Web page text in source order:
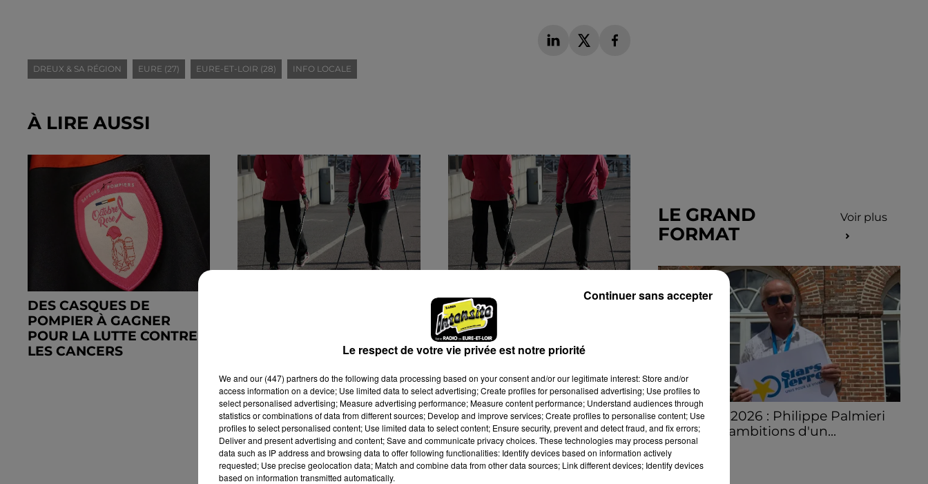
DREUX & SA RÉGION EURE (27) EURE-ET-LOIR (28) INFO LOCALE
À LIRE AUSSI
DES CASQUES DE
POMPIER À GAGNER
POUR LA LUTTE CONTRE
LES CANCERS
TROIS PARCOURS POUR
UNE MÊME CAUSE AVEC
OCTOBRE ROSE
LE GRAND
FORMAT
Voir plus
Stars'Terre 2026 : Philippe Palmieri
dévoile les ambitions d'un...
À quelques semaines de la première
édition de Stars'Terre, organisée du 18 au 20
Le respect de votre vie privée est notre priorité
We and our (447) partnersdo the following data processing based on your consent and/or our legitimate interest: Store and/or
access information on a device; Use limited data to select advertising; Create profiles for personalised advertising; Use profiles to
select personalised advertising; Measure advertising performance; Measure content performance; Understand audiences through
statistics or combinations of data from different sources; Develop and improve services; Create profiles to personalise content; Use
profiles to select personalised content; Use limited data to select content; Ensure security, prevent and detect fraud, and fix errors;
Deliver and present advertising and content; Save and communicate privacy choices. These technologies may process personal
data such as IP address and browsing data to offer following functionalities: Identify devices based on information actively
requested; Use precise geolocation data; Match and combine data from other data sources; Link different devices; Identify devices
based on information transmitted automatically.
Continuer sans accepter